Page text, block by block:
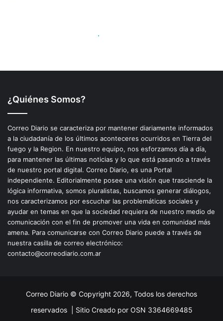
¿Quiénes Somos?
Correo Diario se caracteriza por mantener diariamente informados
a la ciudadanía de los últimos aconteceres ocurridos en Tierra del
fuego y la Region. En nuestro equipo, nos esforzamos día a día,
para mantener las últimas noticias y lo que está pasando a través
de nuestro portal digital. Correo Diario, es una Portal
independiente. Editorialmente posee una visión que trasciende la
lógica informativa, somos pluralistas, buscamos generar diálogos,
nos caracterizamos por escuchar las problemáticas sociales y
ayudar en temas en que la sociedad requiera de nuestro medio de
comunicación con el fin de promover una vida en comunidad más
amena. Para comunicarse con Correo Diario puede a través de
nuestra casilla de correo electrónico:
contacto@correodiario.com.ar
Correo Diario © Copyright 2026, Todos los derechos
reservados | Sitio Creado por OSN 3364669485